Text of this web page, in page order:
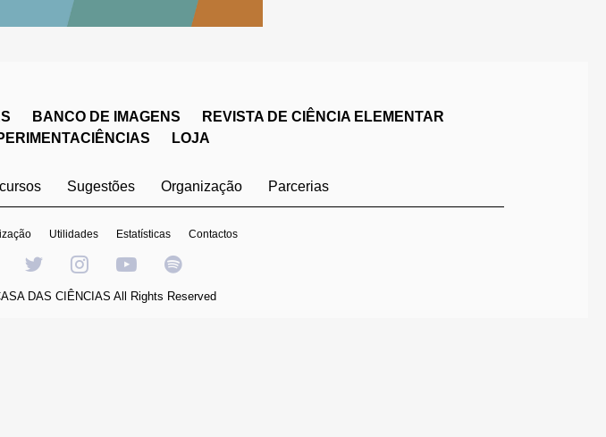
BANCO DE IMAGENS
REVISTA DE CIÊNCIA ELEMENTAR
LOJA
Sugestões Organização Parcerias
Utilidades Estatísticas Contactos
DAS CIÊNCIAS All Rights Reserved